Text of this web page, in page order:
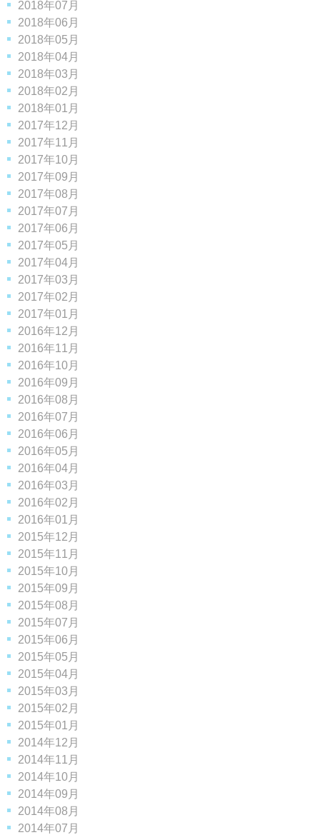
2018年07月
2018年06月
2018年05月
2018年04月
2018年03月
2018年02月
2018年01月
2017年12月
2017年11月
2017年10月
2017年09月
2017年08月
2017年07月
2017年06月
2017年05月
2017年04月
2017年03月
2017年02月
2017年01月
2016年12月
2016年11月
2016年10月
2016年09月
2016年08月
2016年07月
2016年06月
2016年05月
2016年04月
2016年03月
2016年02月
2016年01月
2015年12月
2015年11月
2015年10月
2015年09月
2015年08月
2015年07月
2015年06月
2015年05月
2015年04月
2015年03月
2015年02月
2015年01月
2014年12月
2014年11月
2014年10月
2014年09月
2014年08月
2014年07月